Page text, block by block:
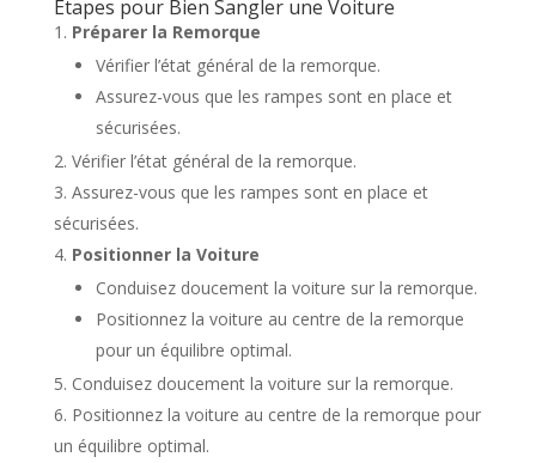
Étapes pour Bien Sangler une Voiture
Préparer la Remorque
Vérifier l’état général de la remorque.
Assurez-vous que les rampes sont en place et
sécurisées.
Vérifier l’état général de la remorque.
Assurez-vous que les rampes sont en place et
sécurisées.
Positionner la Voiture
Conduisez doucement la voiture sur la remorque.
Positionnez la voiture au centre de la remorque
pour un équilibre optimal.
Conduisez doucement la voiture sur la remorque.
Positionnez la voiture au centre de la remorque pour
un équilibre optimal.